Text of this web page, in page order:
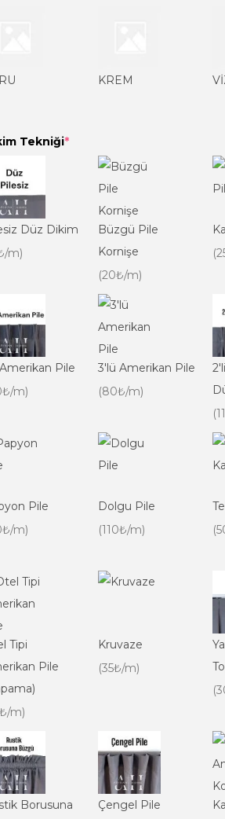
KREM
Tekniği*
Düz Dikim
m)
Büzgü Pile
Kornişe
(20₺/m)
Pile
m)
3'lü Amerikan Pile
(80₺/m)
Pile
m)
Dolgu Pile
(110₺/m)
Tipi
Pile
m)
Kruvaze
(35₺/m)
Borusuna
Çengel Pile